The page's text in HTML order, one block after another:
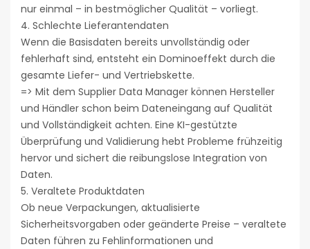
nur einmal – in bestmöglicher Qualität – vorliegt.
4. Schlechte Lieferantendaten
Wenn die Basisdaten bereits unvollständig oder
fehlerhaft sind, entsteht ein Dominoeffekt durch die
gesamte Liefer- und Vertriebskette.
=> Mit dem Supplier Data Manager können Hersteller
und Händler schon beim Dateneingang auf Qualität
und Vollständigkeit achten. Eine KI-gestützte
Überprüfung und Validierung hebt Probleme frühzeitig
hervor und sichert die reibungslose Integration von
Daten.
5. Veraltete Produktdaten
Ob neue Verpackungen, aktualisierte
Sicherheitsvorgaben oder geänderte Preise – veraltete
Daten führen zu Fehlinformationen und